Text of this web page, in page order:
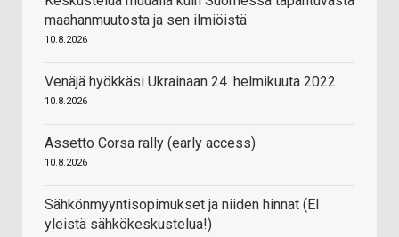
maahanmuutosta ja sen ilmiöistä
10.8.2026
Venäjä hyökkäsi Ukrainaan 24. helmikuuta 2022
10.8.2026
Assetto Corsa rally (early access)
10.8.2026
Sähkönmyyntisopimukset ja niiden hinnat (EI
yleistä sähkökeskustelua!)